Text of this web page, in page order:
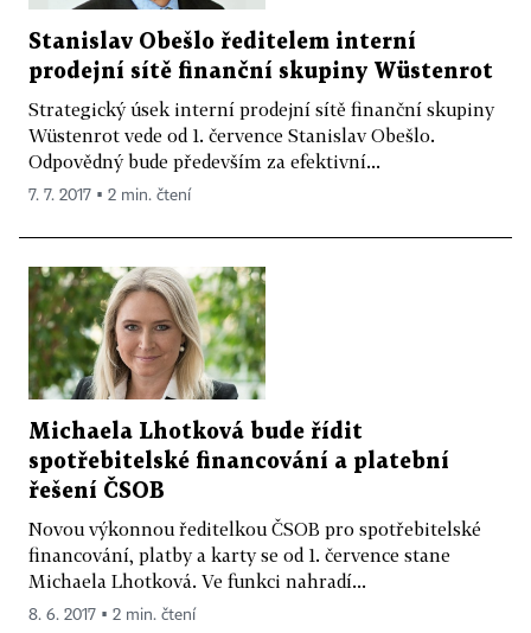
Stanislav Obešlo ředitelem interní
prodejní sítě finanční skupiny Wüstenrot
Strategický úsek interní prodejní sítě finanční skupiny
Wüstenrot vede od 1. července Stanislav Obešlo.
Odpovědný bude především za efektivní...
7. 7. 2017 ▪ 2 min. čtení
Michaela Lhotková bude řídit
spotřebitelské financování a platební
řešení ČSOB
Novou výkonnou ředitelkou ČSOB pro spotřebitelské
financování, platby a karty se od 1. července stane
Michaela Lhotková. Ve funkci nahradí...
8. 6. 2017 ▪ 2 min. čtení